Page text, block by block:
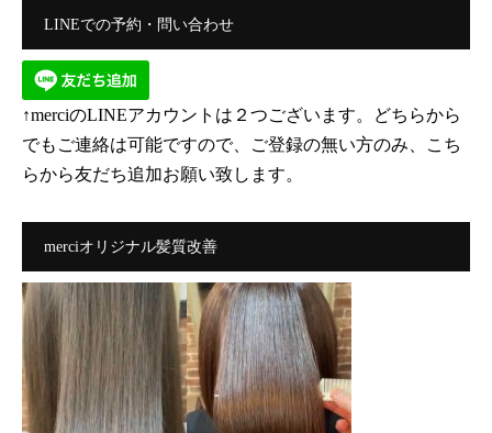
LINEでの予約・問い合わせ
↑merciのLINEアカウントは２つございます。どちらから
でもご連絡は可能ですので、ご登録の無い方のみ、こち
らから友だち追加お願い致します。
merciオリジナル髪質改善